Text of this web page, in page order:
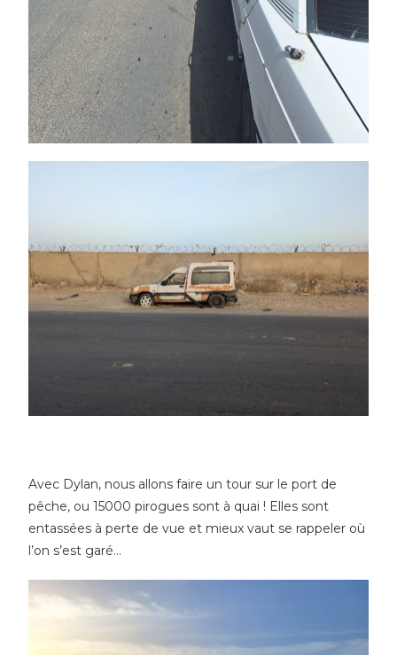
Avec Dylan, nous allons faire un tour sur le port de
pêche, ou 15000 pirogues sont à quai ! Elles sont
entassées à perte de vue et mieux vaut se rappeler où
l’on s’est garé…